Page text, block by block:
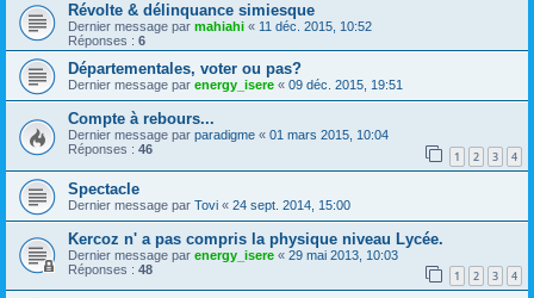
Révolte & délinquance simiesque
Dernier message par mahiahi « 11 déc. 2015, 10:52
Réponses : 6
Départementales, voter ou pas?
Dernier message par energy_isere « 09 déc. 2015, 19:51
Compte à rebours...
Dernier message par paradigme « 01 mars 2015, 10:04
Réponses : 46 1 2 3 4
Spectacle
Dernier message par Tovi « 24 sept. 2014, 15:00
Kercoz n' a pas compris la physique niveau Lycée.
Dernier message par energy_isere « 29 mai 2013, 10:03
Réponses : 48 1 2 3 4